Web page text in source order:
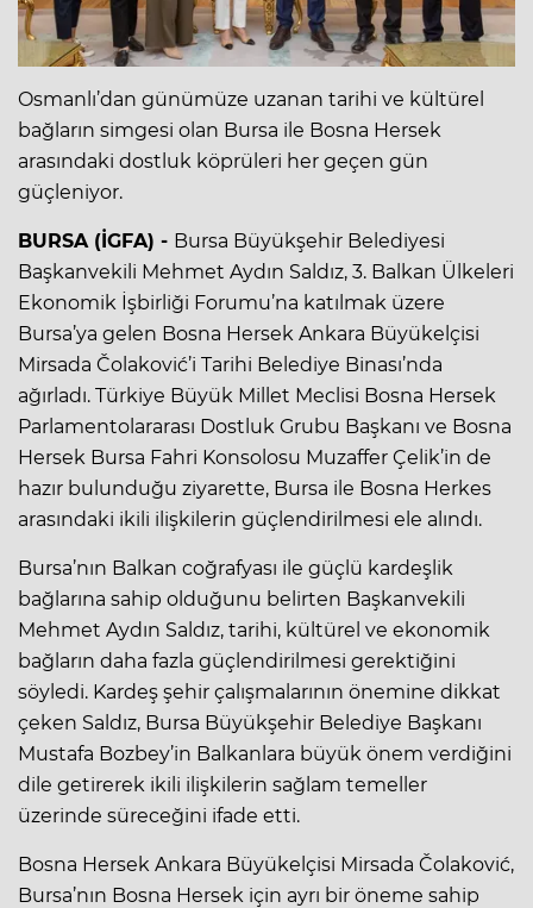
Osmanlı’dan günümüze uzanan tarihi ve kültürel
bağların simgesi olan Bursa ile Bosna Hersek
arasındaki dostluk köprüleri her geçen gün
güçleniyor.
BURSA (İGFA) - Bursa Büyükşehir Belediyesi
Başkanvekili Mehmet Aydın Saldız, 3. Balkan Ülkeleri
Ekonomik İşbirliği Forumu’na katılmak üzere
Bursa’ya gelen Bosna Hersek Ankara Büyükelçisi
Mirsada Čolaković’i Tarihi Belediye Binası’nda
ağırladı. Türkiye Büyük Millet Meclisi Bosna Hersek
Parlamentolararası Dostluk Grubu Başkanı ve Bosna
Hersek Bursa Fahri Konsolosu Muzaffer Çelik’in de
hazır bulunduğu ziyarette, Bursa ile Bosna Herkes
arasındaki ikili ilişkilerin güçlendirilmesi ele alındı.
Bursa’nın Balkan coğrafyası ile güçlü kardeşlik
bağlarına sahip olduğunu belirten Başkanvekili
Mehmet Aydın Saldız, tarihi, kültürel ve ekonomik
bağların daha fazla güçlendirilmesi gerektiğini
söyledi. Kardeş şehir çalışmalarının önemine dikkat
çeken Saldız, Bursa Büyükşehir Belediye Başkanı
Mustafa Bozbey’in Balkanlara büyük önem verdiğini
dile getirerek ikili ilişkilerin sağlam temeller
üzerinde süreceğini ifade etti.
Bosna Hersek Ankara Büyükelçisi Mirsada Čolaković,
Bursa’nın Bosna Hersek için ayrı bir öneme sahip